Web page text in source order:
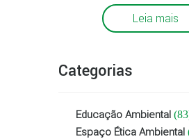
Leia mais
Categorias
Educação Ambiental
Espaço Ética Ambiental